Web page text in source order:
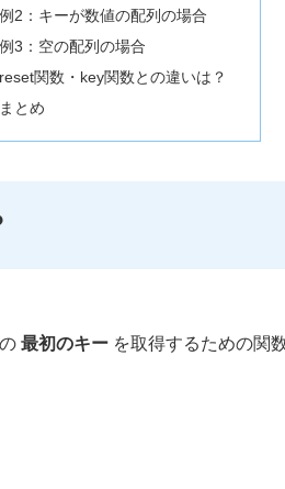
例2：キーが数値の配列の場合
例3：空の配列の場合
reset関数・key関数との違いは？
まとめ
最初のキー を取得するための関